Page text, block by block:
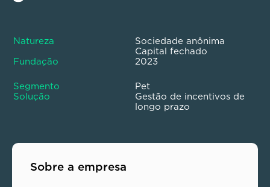
Sociedade anônima
Capital fechado
2023
Pet
Gestão de incentivos de
longo prazo
Sobre a empresa